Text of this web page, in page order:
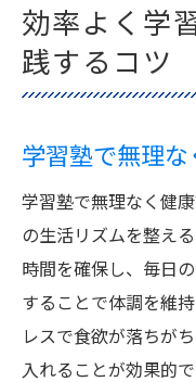
受験期の体調維
学習塾生が
受験期に効
学習塾が勧
体調を崩さ
日々の食生活で
学習塾通い
受験生が学
効率よく学
践するコツ
学習塾で無理
学習塾で無理なく健
の生活リズムを整え
時間を確保し、毎日
することで体調を維
レスで食欲が落ちが
入れることが効果的で